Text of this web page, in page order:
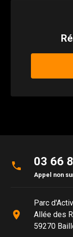
phone 03 66
Appel non
place
Parc
Allée des
59270